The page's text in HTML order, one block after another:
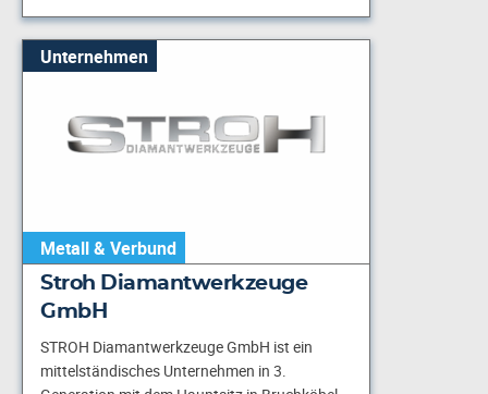
Unternehmen
Metall & Verbund
Stroh Diamantwerkzeuge
GmbH
STROH Diamantwerkzeuge GmbH ist ein
mittelständisches Unternehmen in 3.